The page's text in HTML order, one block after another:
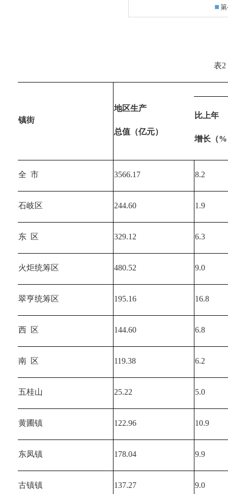
表2
镇街
地区生产
总值（亿元）
比上年
增长（
全  市 3566.17 8.2
石岐区 244.60 1.9
东  区 329.12 6.3
火炬统筹区 480.52 9.0
翠亨统筹区 195.16 16.8
西  区 144.60 6.8
南  区 119.38 6.2
五桂山 25.22 5.0
黄圃镇 122.96 10.9
东凤镇 178.04 9.9
古镇镇 137.27 9.0